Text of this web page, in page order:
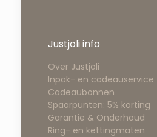
Justjoli info
Over Justjoli
Inpak- en cadeauservice
Cadeaubonnen
Spaarpunten: 5% korting
Garantie & Onderhoud
Ring- en kettingmaten